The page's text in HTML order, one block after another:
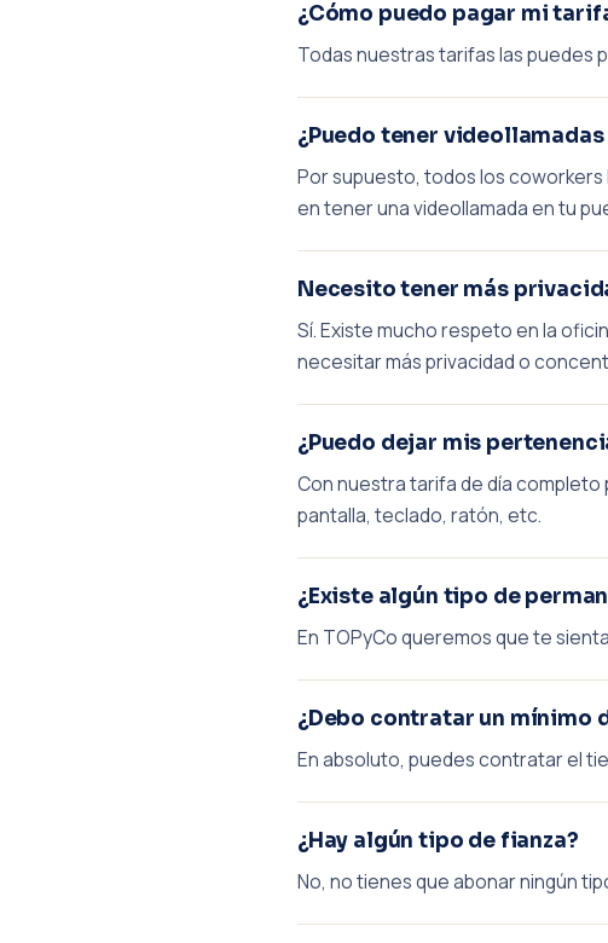
¿Cómo puedo pagar mi
Todas nuestras tarifas las
¿Puedo tener
Por supuesto, todos los coworkers
en tener una videollamada en tu
Necesito tener más
Sí. Existe mucho respeto en la
necesitar más privacidad o
¿Puedo dejar mis
Con nuestra tarifa de día
pantalla, teclado, ratón, etc.
¿Existe algún tipo de
En TOPyCo queremos que te
¿Debo contratar un mínimo
En absoluto, puedes contratar el
¿Hay algún tipo de fianza?
No, no tienes que abonar ningún